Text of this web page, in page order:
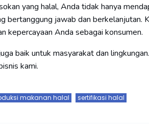
yang halal, Anda tidak hanya
bertanggung jawab dan berkelanjutan.
kepercayaan Anda sebagai konsumen.
baik untuk masyarakat dan
kami.
makanan halal sertifikasi halal